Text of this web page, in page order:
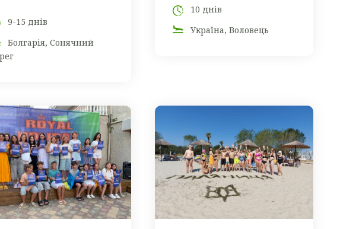
9-15 днів
Болгарія, Сонячний
10 днів
Україна, Воловець